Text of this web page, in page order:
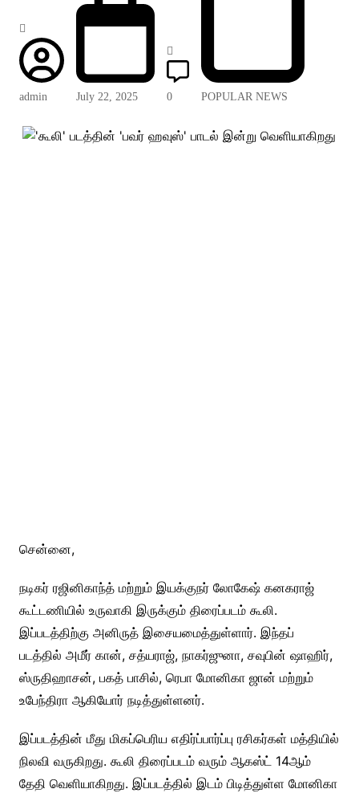
admin July 22, 2025 0 POPULAR NEWS
சென்னை,
நடிகர் ரஜினிகாந்த் மற்றும் இயக்குநர் லோகேஷ் கனகராஜ்
கூட்டணியில் உருவாகி இருக்கும் திரைப்படம் கூலி.
இப்படத்திற்கு அனிருத் இசையமைத்துள்ளார். இந்தப்
படத்தில் அமீர் கான், சத்யராஜ், நாகர்ஜுனா, சவுபின் ஷாஹிர்,
ஸ்ருதிஹாசன், பகத் பாசில், ரெபா மோனிகா ஜான் மற்றும்
உபேந்திரா ஆகியோர் நடித்துள்ளனர்.
இப்படத்தின் மீது மிகப்பெரிய எதிர்ப்பார்ப்பு ரசிகர்கள் மத்தியில்
நிலவி வருகிறது. கூலி திரைப்படம் வரும் ஆகஸ்ட் 14ஆம்
தேதி வெளியாகிறது. இப்படத்தில் இடம் பிடித்துள்ள மோனிகா